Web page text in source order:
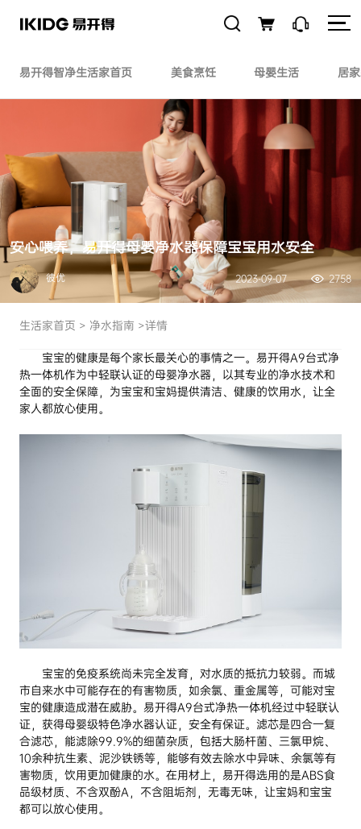
易开得智净生活家首页 美食烹饪 母婴生活 居
安心喂养，易开得母婴净水器保障宝宝用水安全
彼优 2023-09-07 2758
生活家首页 > 净水指南 >详情
宝宝的健康是每个家长最关心的事情之一。易开得A9台式净
热一体机作为中轻联认证的母婴净水器，以其专业的净水技术和
全面的安全保障，为宝宝和宝妈提供清洁、健康的饮用水，让全
家人都放心使用。
宝宝的免疫系统尚未完全发育，对水质的抵抗力较弱。而城
市自来水中可能存在的有害物质，如余氯、重金属等，可能对宝
宝的健康造成潜在威胁。易开得A9台式净热一体机经过中轻联认
证，获得母婴级特色净水器认证，安全有保证。滤芯是四合一复
合滤芯，能滤除99.9%的细菌杂质，包括大肠杆菌、三氯甲烷、
10余种抗生素、泥沙铁锈等，能够有效去除水中异味、余氯等有
害物质，饮用更加健康的水。在用材上，易开得选用的是ABS食
品级材质、不含双酚A，不含阻垢剂，无毒无味，让宝妈和宝宝
都可以放心使用。